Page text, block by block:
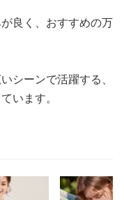
良く、おすすめの万
シーンで活躍する、
います。